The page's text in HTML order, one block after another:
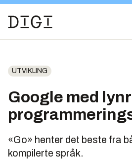
UTVIKLING
Google med
«Go» henter det beste fra
kompilerte språk.